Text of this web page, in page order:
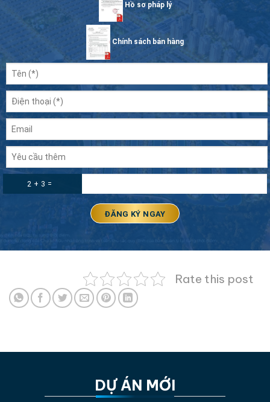
Hồ sơ pháp lý
Chính sách bán hàng
2 + 3 =
Rate this post
DỰ ÁN MỚI